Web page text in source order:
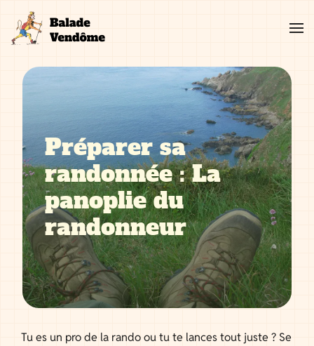
contenu
Préparer sa
randonnée : La
panoplie du
randonneur
Tu es un pro de la rando ou tu te lances tout juste ? Se